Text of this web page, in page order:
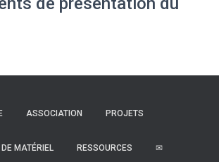
ASSOCIATION PROJETS
MATÉRIEL RESSOURCES ✉